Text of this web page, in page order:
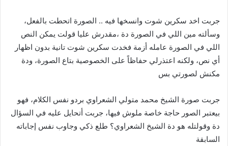
جربت اخد سكرين شوت وانسخها فيه .. الصورة اتحطت بالفعل،
وسألته مين اللي في الصورة دة ،مقدرش عليا قولت يمكن النص
اللي في الصورة عامله أزمة فخدت سكرين شوت تانية بدون اظهار
أي نص، ولكنه اعتذرلي حفاظاً على الخصوصية بتاع الصورة، ودة
مكنش لصورتي بس
جربت صورة الشيخ محمد متولي الشعراوي بردو نفس الكلام، فهو
بيعتبر الصور حاجة خاصة ملوش فيها، جربت أتحايل عليه في السؤال
دة وقولتله هو دة الشيخ الشعراوي؟ طلع ذكي وجاوب نفس إجاباته
السابقة